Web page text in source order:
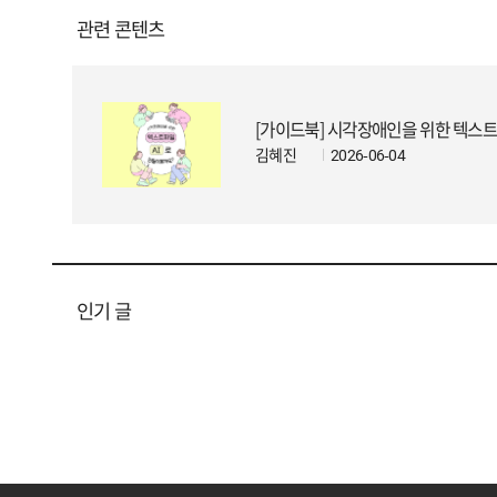
관련 콘텐츠
[가이드북] 시각장애인을 위한 텍스
김혜진 2026-06-04
인기 글